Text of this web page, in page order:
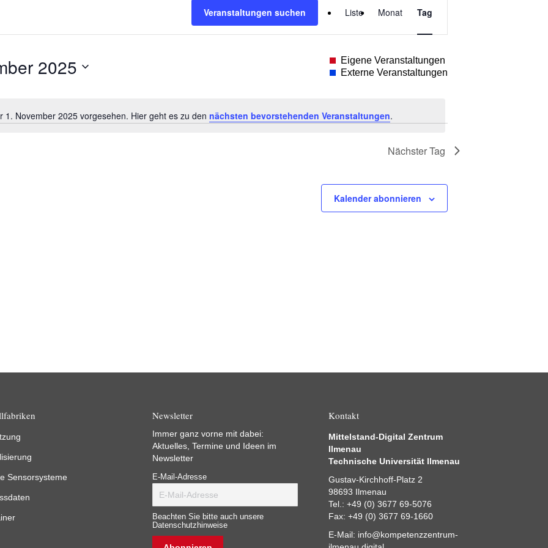
Hinweis
1. November 2025 vorgesehen. Hier geht es zu den nächsten bevorstehenden Veranstaltungen.
Veranstaltungen suchen
Ansichten-
Navigation
Liste Monat Tag
2025
Eigene Veranstaltungen
Externe Veranstaltungen
Nächster Tag
Kalender abonnieren
Sensorsysteme
Newsletter
Immer ganz vorne mit dabei:
Aktuelles, Termine und Ideen im
Newsletter
E-Mail-Adresse
Beachten Sie bitte auch unsere
Datenschutzhinweise
Kontakt
Mittelstand-Digital Zentrum
Ilmenau
Technische Universität Ilmenau
Gustav-Kirchhoff-Platz 2
98693 Ilmenau
Tel.: +49 (0) 3677 69-5076
Fax: +49 (0) 3677 69-1660
E-Mail: info@kompetenzzentrum-